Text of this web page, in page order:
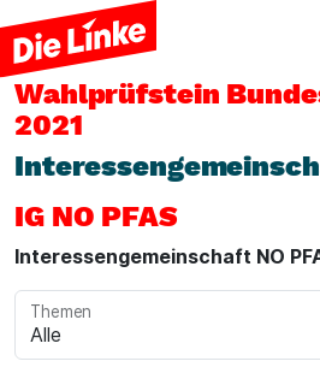
Wahlprüfstein
2021
IG NO PFAS
Interessengemeinschaft NO
Themen